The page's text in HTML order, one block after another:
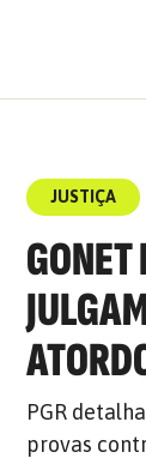
JUSTIÇA
PGR
provas